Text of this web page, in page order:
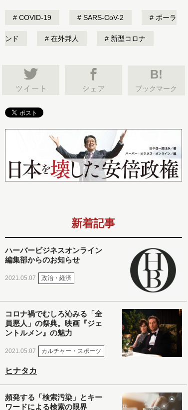
COVID-19 SARS-CoV-2 ポーラ
ンド 在外邦人 新型コロナ
B!
ブックマーク
新着記事
ハーバービジネスオンライン
編集部からのお知らせ
2021.05.07 政治・経済
コロナ禍でむしろ沁みる「全
員悪人」の祭典。映画『ジェ
ントルメン』の魅力
2021.05.07 カルチャー・スポーツ
ヒナタカ
頻発する「検索汚染」とキー
ワードによる検索の限界